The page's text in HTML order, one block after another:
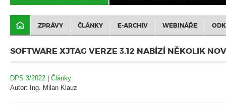
ZPRÁVY ČLÁNKY E-ARCHIV WEBINÁŘE
SOFTWARE XJTAG VERZE 3.12 NABÍZÍ NĚKOLIK
DPS 3/2022 | Články
Autor: Ing. Milan Klauz